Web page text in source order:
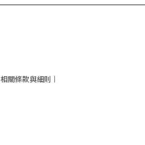
相關條款與細則